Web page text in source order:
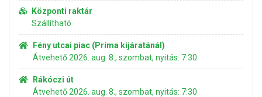
Központi raktár
Szállítható
Fény utcai piac (Príma kijáratánál)
Átvehető 2026. aug. 8., szombat, nyitás: 7:30
Rákóczi út
Átvehető 2026. aug. 8., szombat, nyitás: 7:30